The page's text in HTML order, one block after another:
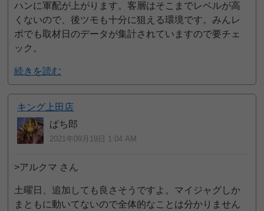
ハンに軍配が上がります。客層はそこまでレベルが高
くないので、後ツモも十分に狙える環境です。みんレ
ポでも取材日のデータが集計されていますので要チェ
ック。
続きを読む
キング上田店
ぱち郎
2021年09月19日 1:04 AM
>アルクマ さん
土曜日、追加しても良さそうですよ。マイジャグしか
まともに動いてないので全体的なことは分かりません